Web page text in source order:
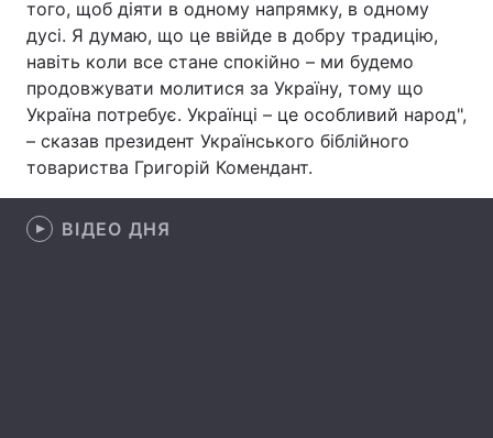
Спорт Наука
Техно і зв'язок Лайт
Зброя Інциденти
Здоров'я Туризм
Цікавинки Погода
того, щоб діяти в одному напрямку, в одному
дусі. Я думаю, що це ввійде в добру традицію,
навіть коли все стане спокійно – ми будемо
продовжувати молитися за Україну, тому що
Україна потребує. Українці – це особливий народ",
– сказав президент Українського біблійного
товариства Григорій Комендант.
ВІДЕО ДНЯ